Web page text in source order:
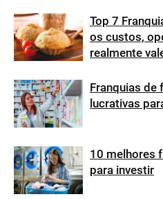
Top 7
os custos,
realmente
Franquias de
lucrativas
10 melhores
para investir